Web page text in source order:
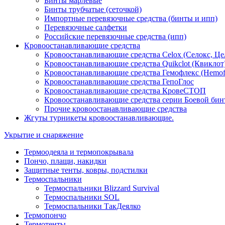
Бинты трубчатые (сеточкой)
Импортные перевязочные средства (бинты и ипп)
Перевязочные салфетки
Российские перевязочные средства (ипп)
Кровоостанавливающие средства
Кровоостанавливающие средства Celox (Селокс,
Кровоостанавливающие средства Quikclot
Кровоостанавливающие средства Гемофлекс
Кровоостанавливающие средства ГепоГлос
Кровоостанавливающие средства КровеСТОП
Кровоостанавливающие средства серии Боевой
Прочие кровоостанавливающие средства
Жгуты турникеты кровоостанавливающие.
Укрытие и снаряжение
Термоодеяла и термопокрывала
Пончо, плащи, накидки
Защитные тенты, ковры, подстилки
Термоспальники
Термоспальники Blizzard Survival
Термоспальники SOL
Термоспальники ТакДеялко
Термопончо